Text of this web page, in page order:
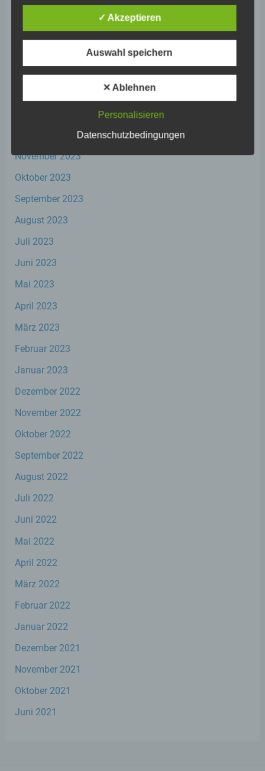
Juni 2024
Dezember 2023
November 2023
Oktober 2023
September 2023
August 2023
Juli 2023
Juni 2023
Mai 2023
April 2023
März 2023
Februar 2023
Januar 2023
Dezember 2022
November 2022
Oktober 2022
September 2022
August 2022
Juli 2022
Juni 2022
Mai 2022
April 2022
März 2022
Februar 2022
Januar 2022
Dezember 2021
November 2021
Oktober 2021
Juni 2021
Informationen, die sich auf eine identifizierte
oder identifizierbare natürliche Person (im
Folgenden „betroffene Person") beziehen.
Als identifizierbar wird eine natürliche
Person angesehen, die direkt oder indirekt,
insbesondere mittels Zuordnung zu einer
Kennung wie einem Namen, zu einer
Kennnummer, zu Standortdaten, zu einer
Online-Kennung oder zu einem oder
mehreren besonderen Merkmalen, die
Ausdruck der physischen, physiologischen,
genetischen, psychischen, wirtschaftlichen,
kulturellen oder sozialen Identität dieser
natürlichen Person sind, identifiziert werden
personenbezogene Daten von dem für die
Verarbeitung Verantwortlichen verarbeitet
Verarbeitung ist jeder mit oder ohne Hilfe
Vorgang oder jede solche Vorgangsreihe im
Daten wie das Erheben, das Erfassen, die
die Anpassung oder Veränderung, das
die Offenlegung durch Übermittlung,
Verbreitung oder eine andere Form der
Bereitstellung, den Abgleich oder die
Verknüpfung, die Einschränkung, das
Löschen oder die Vernichtung.
d) Einschränkung der Verarbeitung
Markierung gespeicherter
ihre künftige Verarbeitung einzuschränken.
e) Profiling
Profiling ist jede Art der automatisierten
Verarbeitung personenbezogener Daten,
die darin besteht, dass diese
personenbezogenen Daten verwendet
Aspekte, die sich auf eine natürliche Person
✓ Akzeptieren
Auswahl speichern
✕ Ablehnen
Personalisieren
Datenschutzbedingungen